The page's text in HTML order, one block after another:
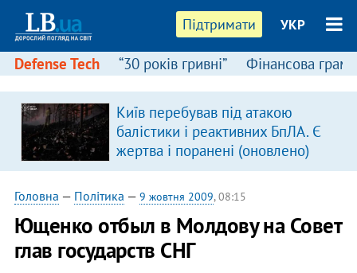
Підтримати УКР
Defense Tech “30 років гривні” Фінансова
Київ перебував під атакою
балістики і реактивних БпЛА. Є
жертва і поранені (оновлено)
Головна — Політика — 9 жовтня 2009, 08:15
Ющенко отбыл в Молдову на Совет
глав государств СНГ